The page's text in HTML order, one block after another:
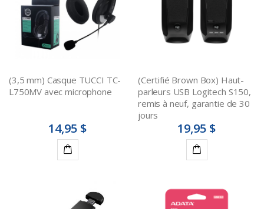
(3,5 mm) Casque TUCCI TC-
L750MV avec microphone
14,95 $
(Certifié Brown Box) Haut-
parleurs USB Logitech S150,
remis à neuf, garantie de 30
jours
19,95 $
au